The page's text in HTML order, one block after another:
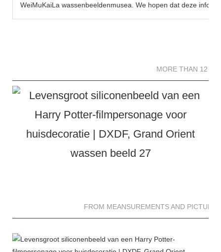
WeiMuKaiLa wassenbeeldenmusea. We hopen dat deze
MORE THAN 12
FROM MEANSUREMENTS AND